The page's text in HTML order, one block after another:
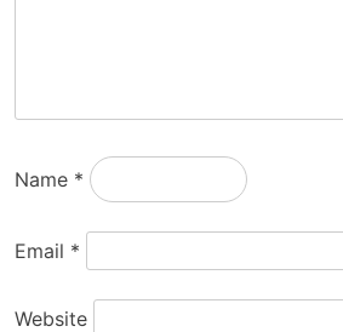
Name *
Email *
Website